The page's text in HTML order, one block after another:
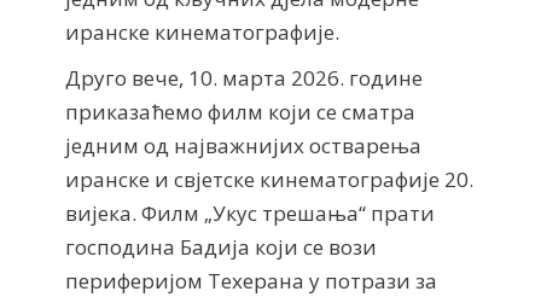
иранске кинематографије.
Друго вече, 10. марта 2026. године
приказаћемо филм који се сматра
једним од најважнијих остварења
иранске и свјетске кинематографије 20.
вијека. Филм „Укус трешања“ прати
господина Бадија који се вози
периферијом Техерана у потрази за